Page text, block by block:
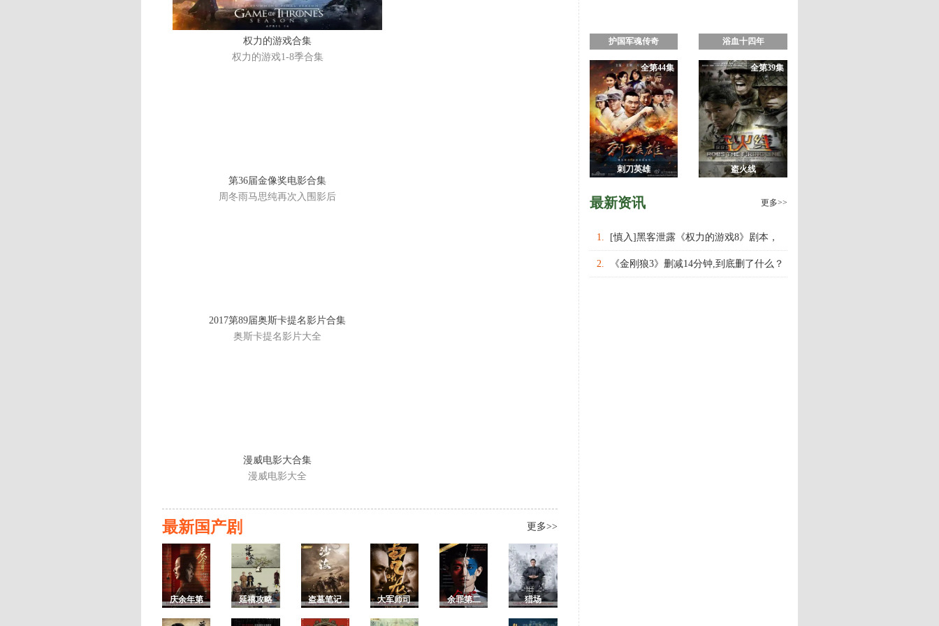
权力的游戏合集
权力的游戏1-8季合集
第36届金像奖电影合集
周冬雨马思纯再次入围影后
2017第89届奥斯卡提名影片合集
奥斯卡提名影片大全
漫威电影大合集
漫威电影大全
更多>>
最新国产剧
庆余年第
延禧攻略
盗墓笔记
大军师司
余罪第二
猎场
护国军魂传奇 浴血十四年
全第44集
刺刀英雄
全第39集
盗火线
最新资讯 更多>>
1. [慎入]黑客泄露《权力的游戏8》剧本，
权力的游戏第八季什么时候上映播出？
2. 《金刚狼3》删减14分钟,到底删了什么？